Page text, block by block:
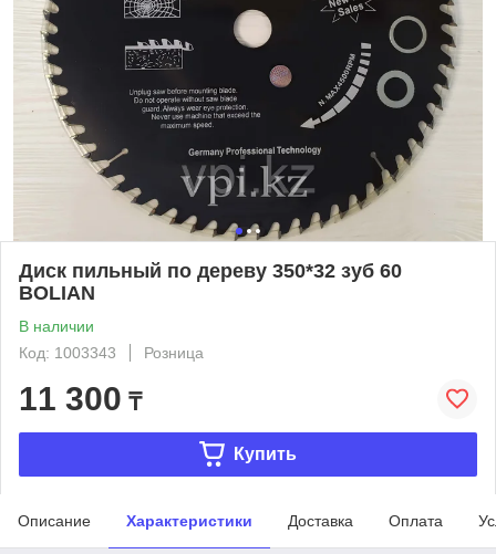
Диск пильный по дереву 350*32 зуб 60
BOLIAN
В наличии
Код: 1003343
Розница
11 300 ₸
Купить
Описание Характеристики Доставка Оплата